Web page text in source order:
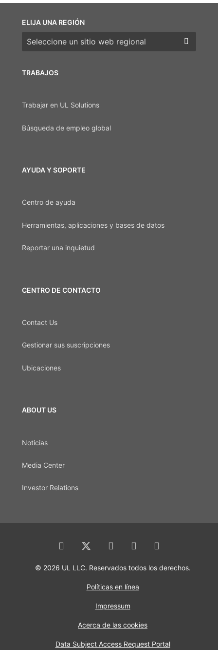
TRABAJOS
Trabajar en UL Solutions
Búsqueda de empleo global
AYUDA Y SOPORTE
Centro de ayuda
Herramientas, aplicaciones y bases de datos
Reportar una inquietud
CENTRO DE CONTACTO
Contact Us
Gestionar sus suscripciones
Ubicaciones
ABOUT US
Noticias
Media Center
Investor Relations
ELIJA UNA REGIÓN
Elija una región
© 2026 UL LLC. Reservados todos los derechos.
Políticas en línea
Impressum
Acerca de las cookies
Data Subject Access Request Portal